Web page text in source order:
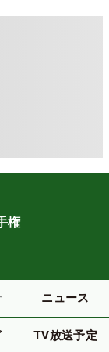
権
ニュース
TV放送予定